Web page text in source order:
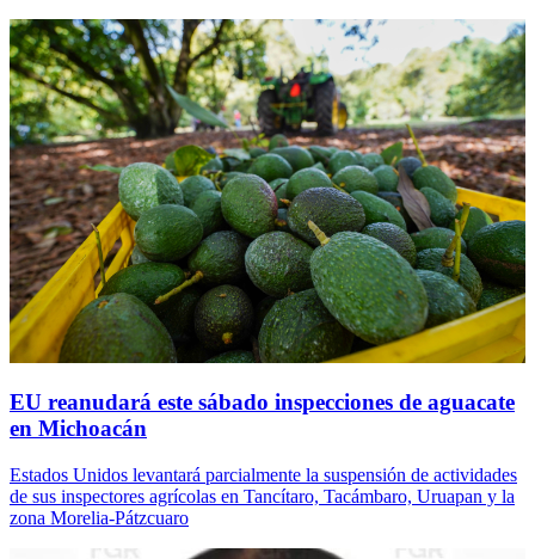
EU reanudará este sábado inspecciones de aguacate
en Michoacán
Estados Unidos levantará parcialmente la suspensión de actividades
de sus inspectores agrícolas en Tancítaro, Tacámbaro, Uruapan y la
zona Morelia-Pátzcuaro